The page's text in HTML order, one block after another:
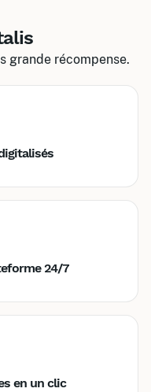
grande récompense.
24/7
en un clic